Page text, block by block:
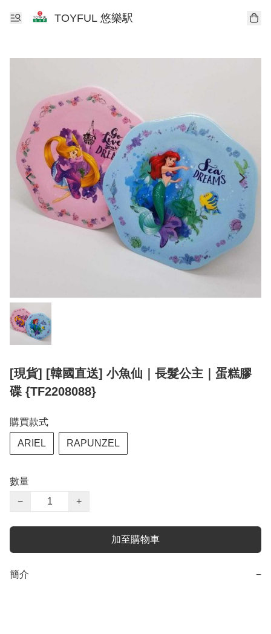
TOYFUL 悠樂駅
[現貨] [韓國直送] 小魚仙｜長髮公主｜蛋糕膠
碟 {TF2208088}
購買款式
ARIEL RAPUNZEL
數量
−
+
加至購物車
簡介 −